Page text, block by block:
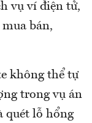
vụ ví điện tử,
bán,
không thể tự
trong vụ án
quét lỗ hổng